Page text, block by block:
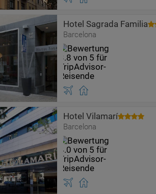
Hotel Sagrada Familia
Barcelona
Hotel Vilamarí
Barcelona